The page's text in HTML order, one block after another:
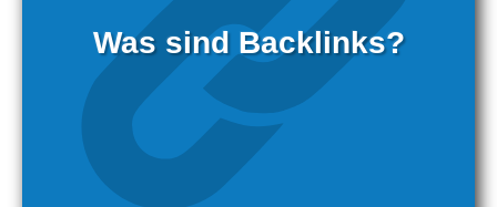
Was sind Backlinks?